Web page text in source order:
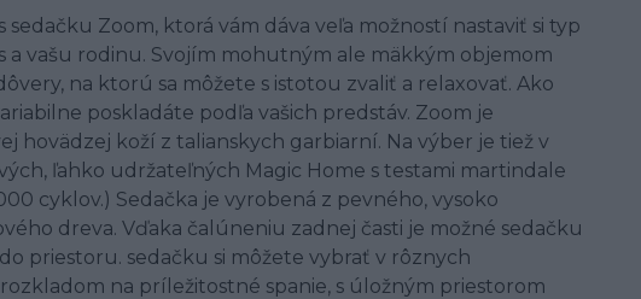
sedačku Zoom, ktorá vám dáva veľa možností nastaviť si typ
a vašu rodinu. Svojím mohutným ale mäkkým objemom
na ktorú sa môžete s istotou zvaliť a relaxovať. Ako
poskladáte podľa vašich predstáv. Zoom je
hovädzej koží z talianskych garbiarní. Na výber je tiež v
ľahko udržateľných Magic Home s testami martindale
cyklov.) Sedačka je vyrobená z pevného, vysoko
dreva. Vďaka čalúneniu zadnej časti je možné sedačku
priestoru. sedačku si môžete vybrať v rôznych
na príležitostné spanie, s úložným priestorom